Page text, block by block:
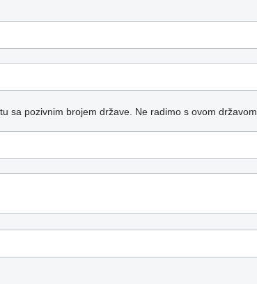
sa pozivnim brojem države. Ne radimo s ovom državom